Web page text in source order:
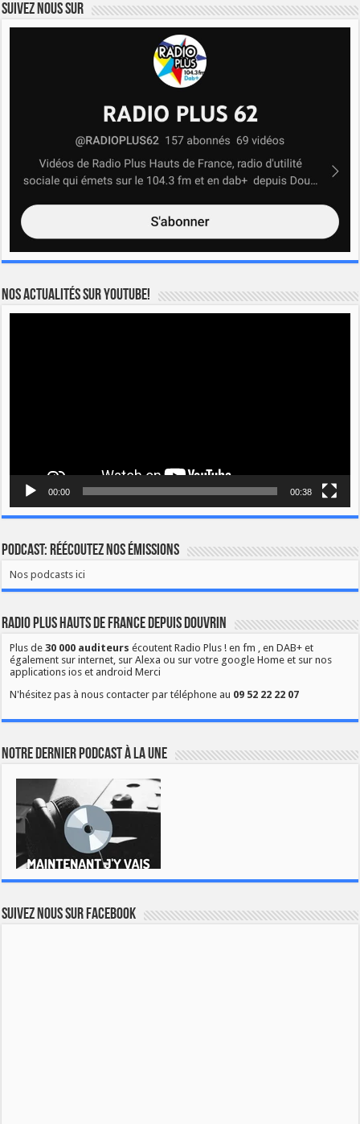
Suivez nous sur
Nos actualités sur YOUTUBE!
00:00 00:38
Podcast: Réécoutez nos émissions
Nos podcasts ici
Radio Plus Hauts de France depuis Douvrin
Plus de30 000 auditeurs écoutent Radio Plus ! en fm , en DAB+ et
également sur internet, sur Alexa ou sur votre google Home et sur nos
applications ios et android Merci
N'hésitez pas à nous contacter par téléphone au 09 52 22 22 07
Notre dernier podcast à la une
Suivez nous sur Facebook